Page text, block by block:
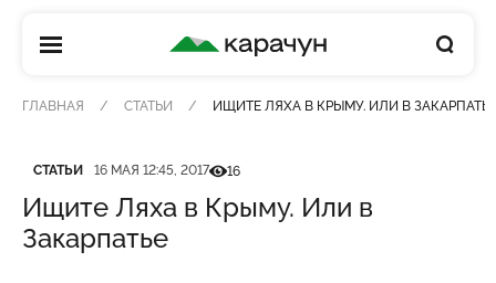
КАРАЧУН
ГЛАВНАЯ СТАТЬИ ИЩИТЕ ЛЯХА В КРЫМУ. ИЛИ В ЗАКАРПАТЬЕ
Категория
СТАТЬИ
Дата публикации
16 МАЯ 12:45, 2017Кількість переглядів
16
Ищите Ляха в Крыму. Или в
Закарпатье